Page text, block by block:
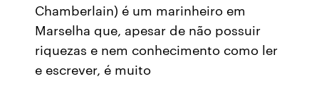
Chamberlain) é um marinheiro em
Marselha que, apesar de não possuir
riquezas e nem conhecimento como ler
e escrever, é muito